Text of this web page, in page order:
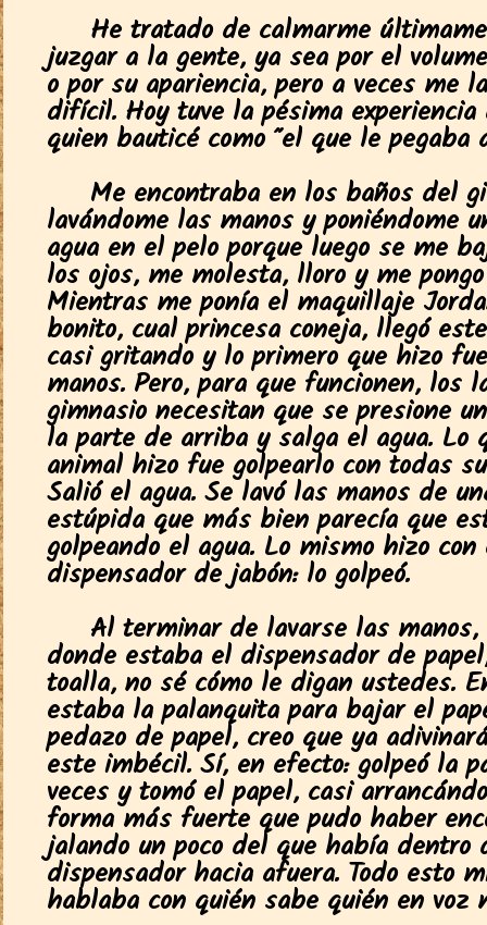
He tratado de calmarme
juzgar a la gente, ya sea por el
o por su apariencia, pero a veces me
difícil. Hoy tuve la pésima experiencia
quien bauticé como "el que le pegaba
Me encontraba en los baños del
lavándome las manos y poniéndome
agua en el pelo porque luego se me
los ojos, me molesta, lloro y me
Mientras me ponía el maquillaje
bonito, cual princesa coneja, llegó
casi gritando y lo primero que hizo
manos. Pero, para que funcionen, los
gimnasio necesitan que se presione
la parte de arriba y salga el agua. Lo
animal hizo fue golpearlo con todas
Salió el agua. Se lavó las manos de
estúpida que más bien parecía que
golpeando el agua. Lo mismo hizo con
dispensador de jabón: lo golpeó.
Al terminar de lavarse las manos,
donde estaba el dispensador de
toalla, no sé cómo le digan ustedes.
estaba la palanquita para bajar el
pedazo de papel, creo que ya
este imbécil. Sí, en efecto: golpeó la
veces y tomó el papel, casi
forma más fuerte que pudo haber
jalando un poco del que había dentro
dispensador hacia afuera. Todo esto
hablaba con quién sabe quién en voz